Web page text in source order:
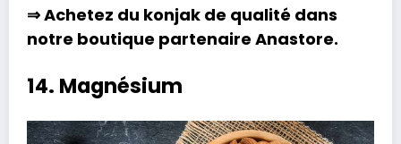
⇒ Achetez du konjak de qualité dans
notre boutique partenaire Anastore.
14. Magnésium